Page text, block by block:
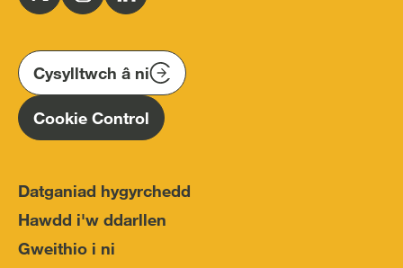
(IOPC)
Homepage
on
twitter
on
instagram
on
linkedin
Cysylltwch â ni
Cookie Control
Datganiad hygyrchedd
Hawdd i'w ddarllen
Gweithio i ni